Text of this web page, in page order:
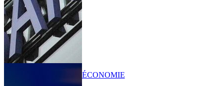
ÉCONOMIE